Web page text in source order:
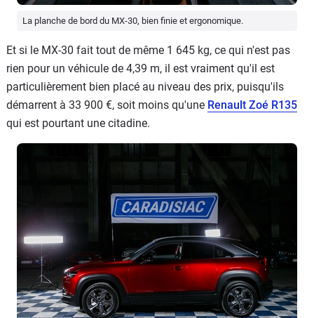
La planche de bord du MX-30, bien finie et ergonomique.
Et si le MX-30 fait tout de même 1 645 kg, ce qui n'est pas
rien pour un véhicule de 4,39 m, il est vraiment qu'il est
particulièrement bien placé au niveau des prix, puisqu'ils
démarrent à 33 900 €, soit moins qu'une Renault Zoé R135
qui est pourtant une citadine.